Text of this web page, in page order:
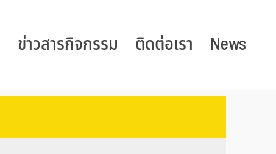
ข่าวสารกิจกรรม ติดต่อเรา News